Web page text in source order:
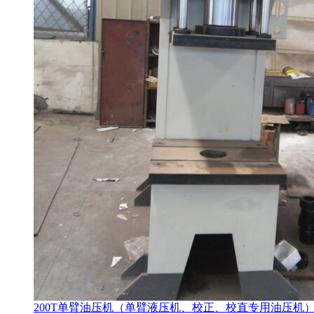
200T单臂油压机（单臂液压机、校正、校直专用油压机